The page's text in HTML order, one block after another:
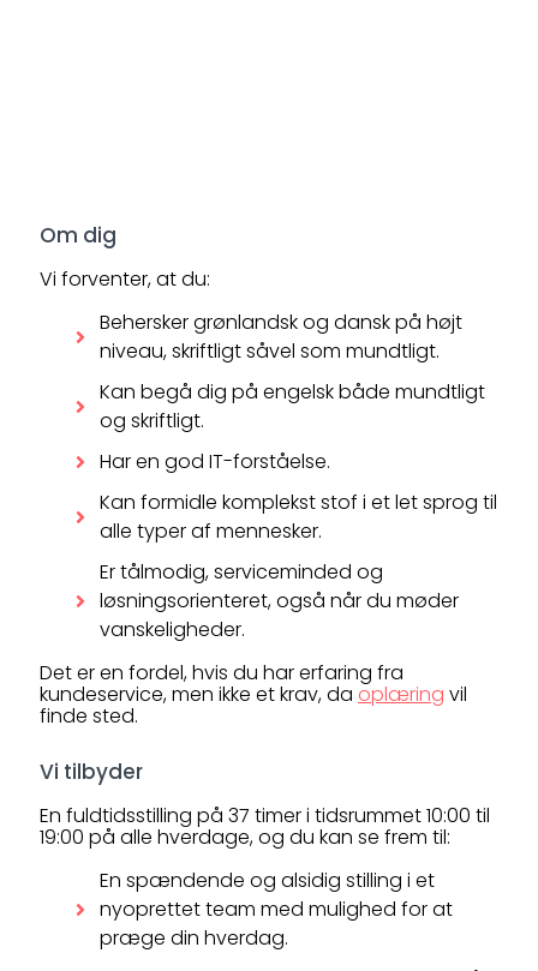
Om dig
Vi forventer, at du:
Behersker grønlandsk og dansk på højt
niveau, skriftligt såvel som mundtligt.
Kan begå dig på engelsk både mundtligt
og skriftligt.
Har en god IT-forståelse.
Kan formidle komplekst stof i et let sprog til
alle typer af mennesker.
Er tålmodig, serviceminded og
løsningsorienteret, også når du møder
vanskeligheder.
Det er en fordel, hvis du har erfaring fra
kundeservice, men ikke et krav, da oplæring vil
finde sted.
Vi tilbyder
En fuldtidsstilling på 37 timer i tidsrummet 10:00 til
19:00 på alle hverdage, og du kan se frem til:
En spændende og alsidig stilling i et
nyoprettet team med mulighed for at
præge din hverdag.